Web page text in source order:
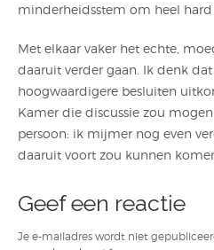
minderheidsstem om heel hard
Met elkaar vaker het echte,
daaruit verder gaan. Ik denk
hoogwaardigere besluiten
Kamer die discussie zou
persoon: ik mijmer nog even
daaruit voort zou kunnen
Geef een reactie
Je e-mailadres wordt niet